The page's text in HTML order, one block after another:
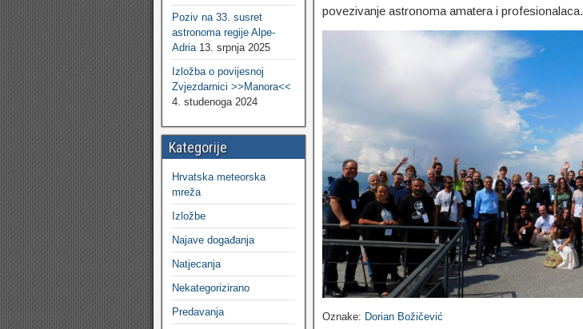
povezivanje astronoma amatera i profesionalaca.
Oznake: Dorian Božičević
Poziv na 33. susret
astronoma regije Alpe-
Adria 13. srpnja 2025
Izložba o povijesnoj
Zvjezdarnici >>Manora<<
4. studenoga 2024
Kategorije
Hrvatska meteorska
mreža
Izložbe
Najave događanja
Natjecanja
Nekategorizirano
Predavanja